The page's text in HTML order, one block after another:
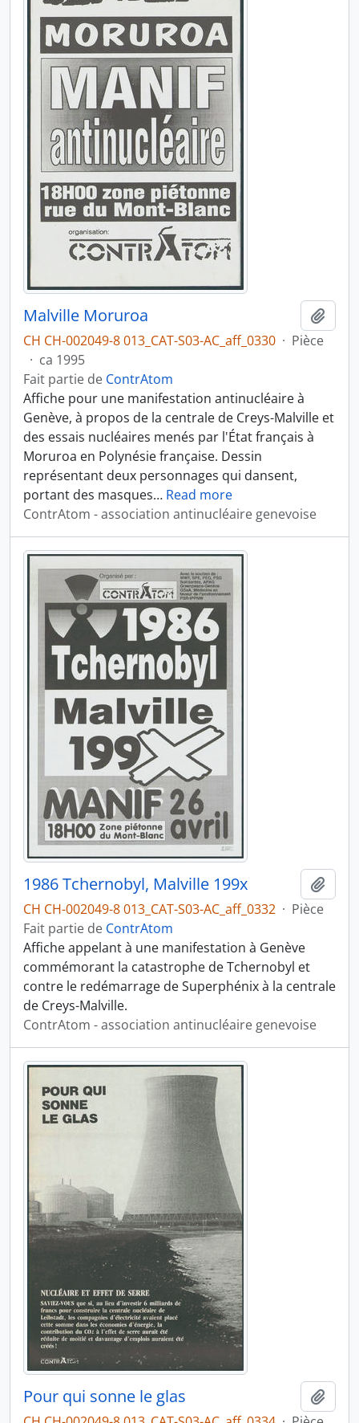
Malville Moruroa
CH CH-002049-8 013_CAT-S03-AC_aff_0330 · Pièce
· ca 1995
Fait partie de ContrAtom
Affiche pour une manifestation antinucléaire à
Genève, à propos de la centrale de Creys-Malville et
des essais nucléaires menés par l'État français à
Moruroa en Polynésie française. Dessin
représentant deux personnages qui dansent,
portant des masques… Read more
ContrAtom - association antinucléaire genevoise
1986 Tchernobyl, Malville 199x
CH CH-002049-8 013_CAT-S03-AC_aff_0332 · Pièce
Fait partie de ContrAtom
Affiche appelant à une manifestation à Genève
commémorant la catastrophe de Tchernobyl et
contre le redémarrage de Superphénix à la centrale
de Creys-Malville.
ContrAtom - association antinucléaire genevoise
Pour qui sonne le glas